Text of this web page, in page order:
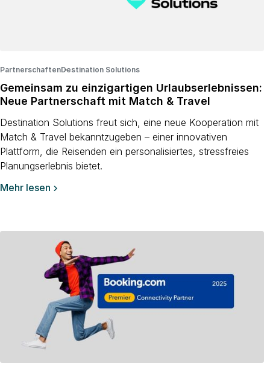
Partnerschaften ·
Destination Solutions
Gemeinsam zu einzigartigen Urlaubserlebnissen:
Neue Partnerschaft mit Match & Travel
Destination Solutions freut sich, eine neue Kooperation mit
Match & Travel bekanntzugeben – einer innovativen
Plattform, die Reisenden ein personalisiertes, stressfreies
Planungserlebnis bietet.
Mehr lesen 